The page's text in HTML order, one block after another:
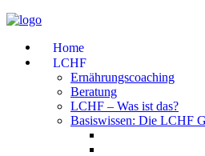
Home
LCHF
Ernährungscoaching
Beratung
LCHF – Was ist das?
Basiswissen: Die LCHF